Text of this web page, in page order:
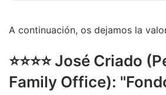
A continuación, os dejamos la
⭐️⭐️⭐️⭐️ José Criado
Family Office):